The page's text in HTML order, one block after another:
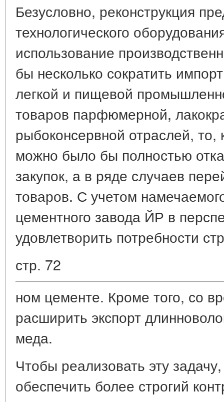
Безусловно, реконструкция
технологического
использование
бы несколько сократить
легкой и пищевой
товаров парфюмерной,
рыбоконсервной отраслей,
можно было бы полностью
закупок, а в ряде случаев
товаров. С учетом
цементного завода ЙР в
удовлетворить потребности
стр. 72
ном цементе. Кроме того, со
расширить экспорт
меда.
Чтобы реализовать эту
обеспечить более строгий